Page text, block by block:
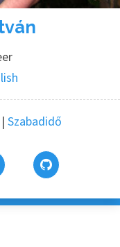
Szabadidő